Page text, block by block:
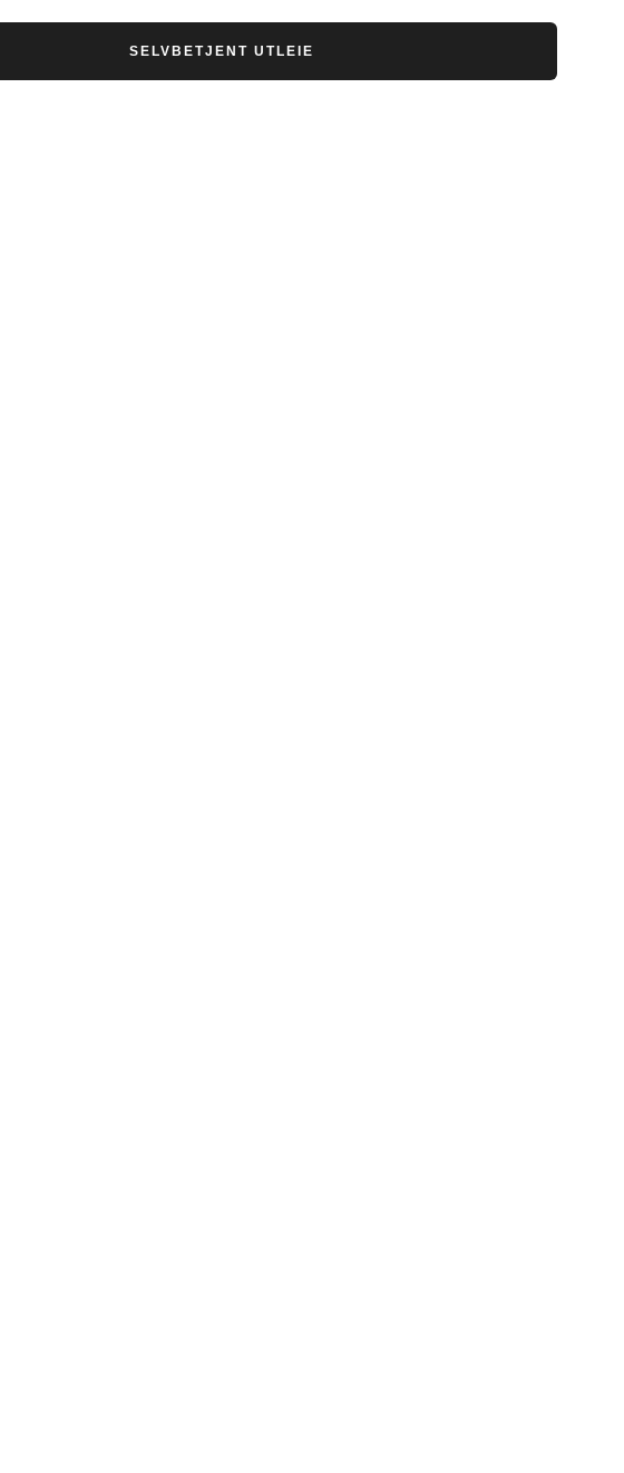
SELVBETJENT UTLEIE